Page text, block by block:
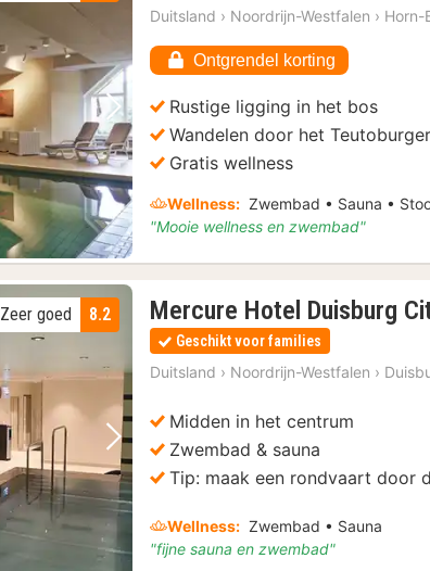
Volgende foto
Duitsland › Noordrijn-Westfalen › Horn-
Ontgrendel korting
Rustige ligging in het bos
Wandelen door het
Gratis wellness
Wellness: Zwembad • Sauna •
"Mooie wellness en zwembad"
Volgende foto
8.2
Zeer goed Mercure Hotel Duisburg
Geschikt voor families
Duitsland › Noordrijn-Westfalen ›
Midden in het centrum
Zwembad & sauna
Tip: maak een rondvaart door
Wellness: Zwembad • Sauna
"fijne sauna en zwembad"